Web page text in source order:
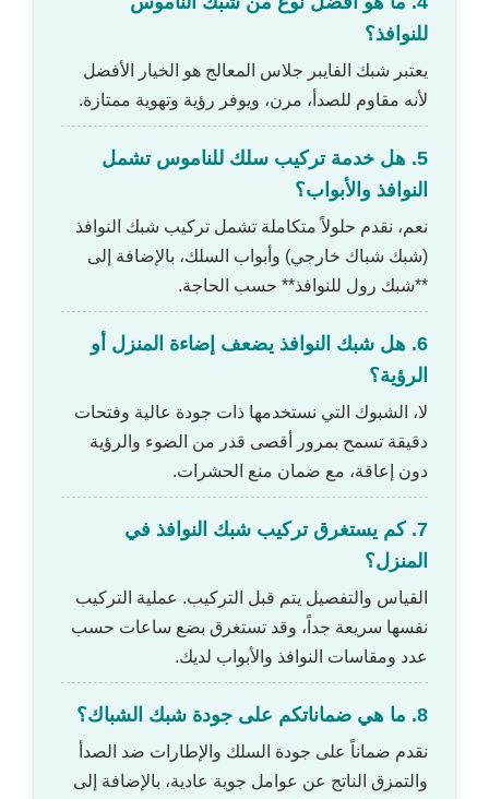
للنوافذ؟
يعتبر شبك الفايبر جلاس المعالج هو الخيار الأفضل
لأنه مقاوم للصدأ، مرن، ويوفر رؤية وتهوية ممتازة.
5. هل خدمة تركيب سلك للناموس تشمل
النوافذ والأبواب؟
نعم، نقدم حلولاً متكاملة تشمل تركيب شبك النوافذ
(شبك شباك خارجي) وأبواب السلك، بالإضافة إلى
**شبك رول للنوافذ** حسب الحاجة.
6. هل شبك النوافذ يضعف إضاءة المنزل أو
الرؤية؟
لا، الشبوك التي نستخدمها ذات جودة عالية وفتحات
دقيقة تسمح بمرور أقصى قدر من الضوء والرؤية
دون إعاقة، مع ضمان منع الحشرات.
7. كم يستغرق تركيب شبك النوافذ في
المنزل؟
القياس والتفصيل يتم قبل التركيب. عملية التركيب
نفسها سريعة جداً، وقد تستغرق بضع ساعات حسب
عدد ومقاسات النوافذ والأبواب لديك.
8. ما هي ضماناتكم على جودة شبك الشباك؟
نقدم ضماناً على جودة السلك والإطارات ضد الصدأ
والتمزق الناتج عن عوامل جوية عادية، بالإضافة إلى